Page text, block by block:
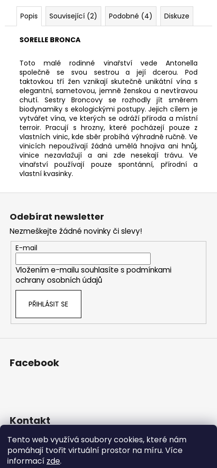
Tento web využívá soubory cookies, které nám
pomáhají tvořit virtuální prostor na míru. Více
informací zde.
Popis Související (2) Podobné (4) Diskuze
SORELLE BRONCA
Toto malé rodinné vinařství vede Antonella
společně se svou sestrou a její dcerou. Pod
taktovkou tří žen vznikají skutečně unikátní vína s
elegantní, sametovou, jemně ženskou a nevtíravou
chutí. Sestry Broncovy se rozhodly jít směrem
biodynamiky s ekologickými postupy. Jejich cílem je
vytvářet vína, ve kterých se odráží příroda a místní
terroir. Pracují s hrozny, které pocházejí pouze z
vlastních vinic, kde sběr probíhá výhradně ručně. Ve
vinicích nepoužívají žádná umělá hnojiva ani hnůj,
vinice nezavlažují a ani zde nesekají trávu. Ve
vinařství používají pouze spontánní, přírodní a
vlastní kvasinky.
Z
Odebírat newsletter
Nezmeškejte žádné novinky či slevy!
E-mail
Vložením e-mailu souhlasíte s podmínkami
ochrany osobních údajů
PŘIHLÁSIT SE
Facebook
Kontakt
eshop@prosekarna.cz
+420 725 934 543
http://www.facebook.com/Prosekarna